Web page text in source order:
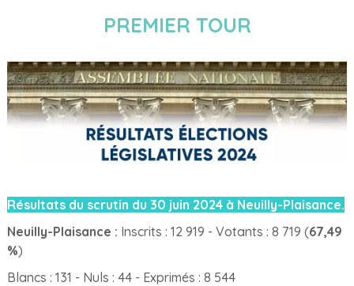
PREMIER TOUR
Résultats du scrutin du 30 juin 2024 à Neuilly-Plaisance.
Neuilly-Plaisance : Inscrits : 12 919 - Votants : 8 719 (67,49
%)
Blancs : 131 - Nuls : 44 - Exprimés : 8 544